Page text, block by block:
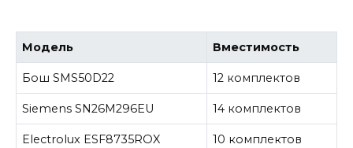
Модель Вместимость
Бош SMS50D22 12 комплектов
Siemens SN26M296EU 14 комплектов
Electrolux ESF8735ROX 10 комплектов